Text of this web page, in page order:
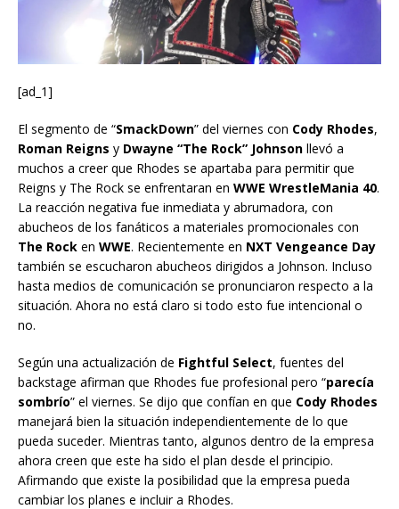
[ad_1]
El segmento de “SmackDown” del viernes con Cody Rhodes,
Roman Reigns y Dwayne “The Rock” Johnson llevó a
muchos a creer que Rhodes se apartaba para permitir que
Reigns y The Rock se enfrentaran en WWE WrestleMania 40.
La reacción negativa fue inmediata y abrumadora, con
abucheos de los fanáticos a materiales promocionales con
The Rock en WWE. Recientemente en NXT Vengeance Day
también se escucharon abucheos dirigidos a Johnson. Incluso
hasta medios de comunicación se pronunciaron respecto a la
situación. Ahora no está claro si todo esto fue intencional o
no.
Según una actualización de Fightful Select, fuentes del
backstage afirman que Rhodes fue profesional pero “parecía
sombrío” el viernes. Se dijo que confían en que Cody Rhodes
manejará bien la situación independientemente de lo que
pueda suceder. Mientras tanto, algunos dentro de la empresa
ahora creen que este ha sido el plan desde el principio.
Afirmando que existe la posibilidad que la empresa pueda
cambiar los planes e incluir a Rhodes.